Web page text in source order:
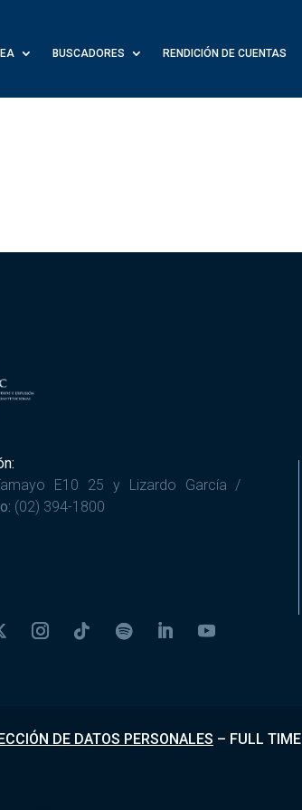
BUSCADORES RENDICIÓN DE CUENTAS
E10 25 y Lizardo García /
(02) 394-1800
DE DATOS PERSONALES – FULL TIME